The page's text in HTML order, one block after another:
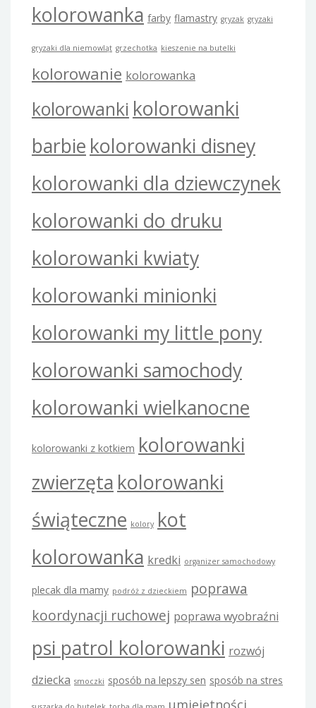
kolorowanka farby flamastry gryzak gryzaki
gryzaki dla niemowląt grzechotka kieszenie na butelki
kolorowanie kolorowanka
kolorowanki kolorowanki
barbie kolorowanki disney
kolorowanki dla dziewczynek
kolorowanki do druku
kolorowanki kwiaty
kolorowanki minionki
kolorowanki my little pony
kolorowanki samochody
kolorowanki wielkanocne
kolorowanki z kotkiem kolorowanki
zwierzęta kolorowanki
świąteczne kolory kot
kolorowanka kredki organizer samochodowy
plecak dla mamy podróż z dzieckiem poprawa
koordynacji ruchowej poprawa wyobraźni
psi patrol kolorowanki rozwój
dziecka smoczki sposób na lepszy sen sposób na stres
umiejętności